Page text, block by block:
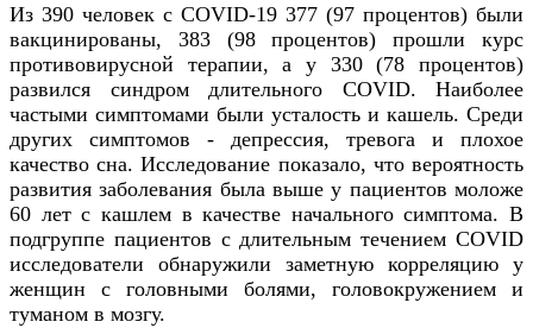
Из 390 человек с COVID-19 377 (97 процентов) были
вакцинированы, 383 (98 процентов) прошли курс
противовирусной терапии, а у 330 (78 процентов)
развился синдром длительного COVID. Наиболее
частыми симптомами были усталость и кашель. Среди
других симптомов - депрессия, тревога и плохое
качество сна. Исследование показало, что вероятность
развития заболевания была выше у пациентов моложе
60 лет с кашлем в качестве начального симптома. В
подгруппе пациентов с длительным течением COVID
исследователи обнаружили заметную корреляцию у
женщин с головными болями, головокружением и
туманом в мозгу.